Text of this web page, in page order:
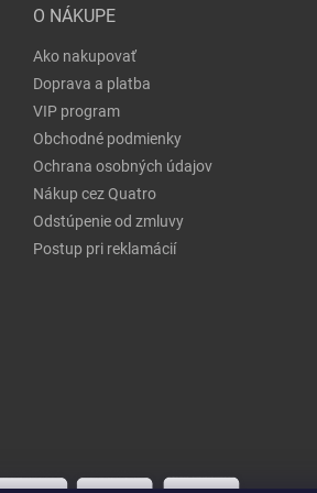
O NÁKUPE
Ako nakupovať
Doprava a platba
VIP program
Obchodné podmienky
Ochrana osobných údajov
Nákup cez Quatro
Odstúpenie od zmluvy
Postup pri reklamácií